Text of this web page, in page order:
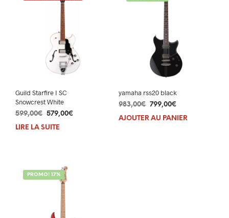
Guild Starfire I SC
Snowcrest White
599,00€ Le
prix
579,00€
LIRE LA SUITE
yamaha rss20 black
983,00€ Le
prix
799,00€Le
prix
AJOUTER AU PANIER
PROMO! 17%